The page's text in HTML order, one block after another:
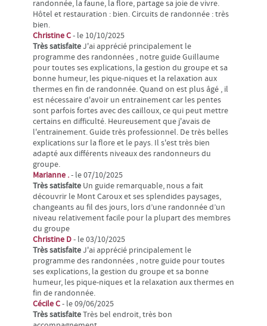
randonnée, la faune, la flore, partage sa joie de vivre.
Hôtel et restauration : bien. Circuits de randonnée : très
bien.
Christine C- le 10/10/2025
Très satisfaiteJ'ai apprécié principalement le
programme des randonnées , notre guide Guillaume
pour toutes ses explications, la gestion du groupe et sa
bonne humeur, les pique-niques et la relaxation aux
thermes en fin de randonnée. Quand on est plus âgé , il
est nécessaire d'avoir un entrainement car les pentes
sont parfois fortes avec des cailloux, ce qui peut mettre
certains en difficulté. Heureusement que j'avais de
l'entrainement. Guide très professionnel. De très belles
explications sur la flore et le pays. Il s'est très bien
adapté aux différents niveaux des randonneurs du
groupe.
Marianne .- le 07/10/2025
Très satisfaite Un guide remarquable, nous a fait
découvrir le Mont Caroux et ses splendides paysages,
changeants au fil des jours, lors d’une randonnée d’un
niveau relativement facile pour la plupart des membres
du groupe
Christine D- le 03/10/2025
Très satisfaiteJ'ai apprécié principalement le
programme des randonnées , notre guide pour toutes
ses explications, la gestion du groupe et sa bonne
humeur, les pique-niques et la relaxation aux thermes en
fin de randonnée.
Cécile C- le 09/06/2025
Très satisfaiteTrès bel endroit, très bon